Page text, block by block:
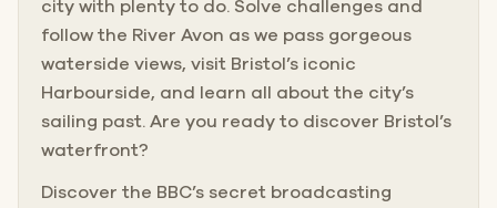
city with plenty to do. Solve challenges and
follow the River Avon as we pass gorgeous
waterside views, visit Bristol’s iconic
Harbourside, and learn all about the city’s
sailing past. Are you ready to discover Bristol’s
waterfront?
Discover the BBC’s secret broadcasting